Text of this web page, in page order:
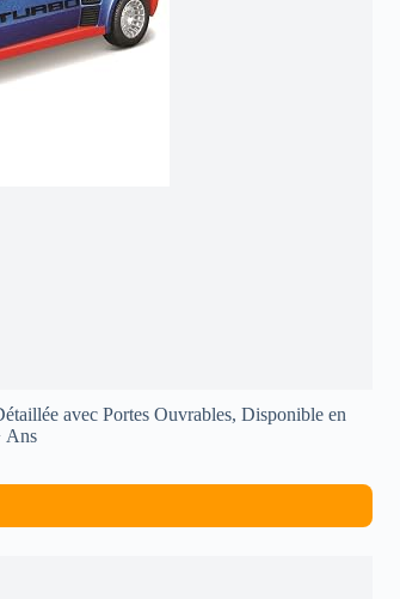
avec Portes Ouvrables, Disponible en
Ans